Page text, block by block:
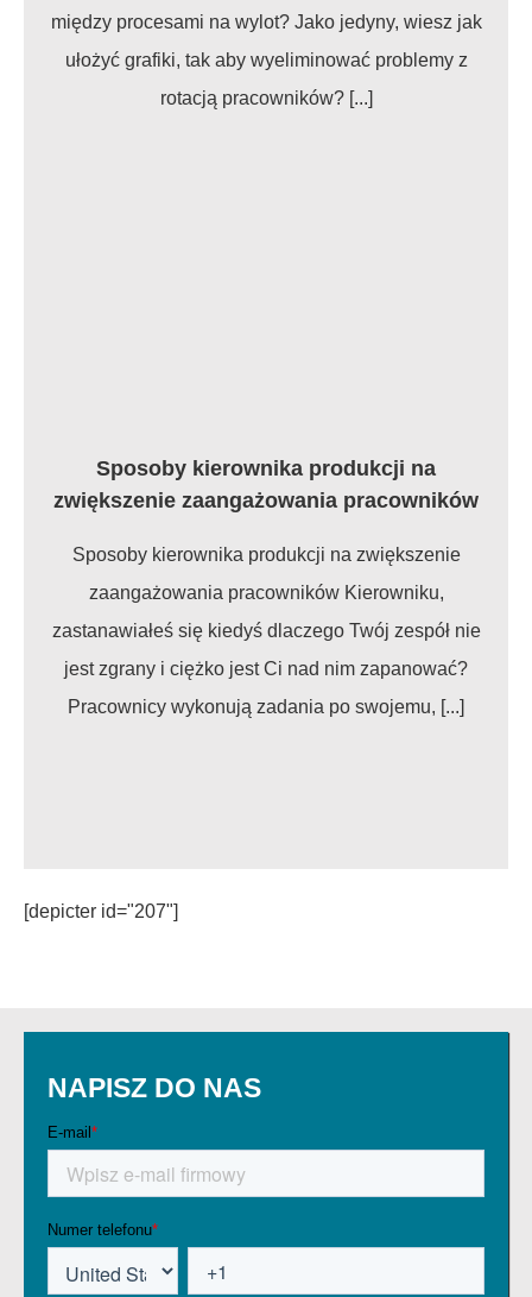
między procesami na wylot? Jako jedyny, wiesz jak
ułożyć grafiki, tak aby wyeliminować problemy z
rotacją pracowników? [...]
Sposoby kierownika produkcji na
zwiększenie zaangażowania pracowników
Sposoby kierownika produkcji na zwiększenie
zaangażowania pracowników Kierowniku,
zastanawiałeś się kiedyś dlaczego Twój zespół nie
jest zgrany i ciężko jest Ci nad nim zapanować?
Pracownicy wykonują zadania po swojemu, [...]
[depicter id="207"]
NAPISZ DO NAS